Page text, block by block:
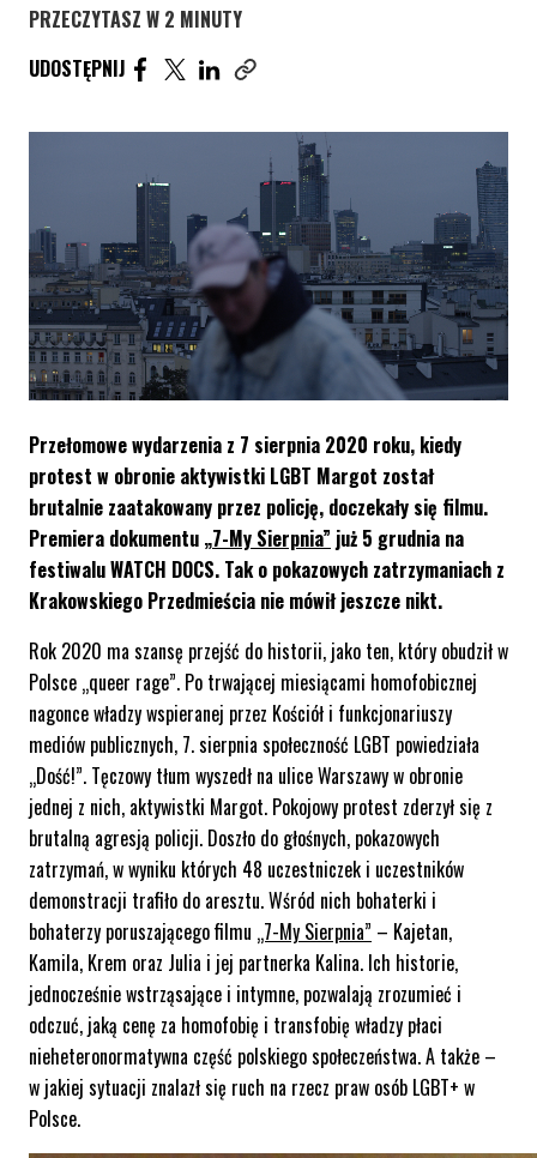
PRZECZYTASZ W 2 MINUTY
UDOSTĘPNIJ
UDOSTĘPNIJ ARTYKUŁ NA FACEBOOK. STRONA
UDOSTĘPNIJ ARTYKUŁ NA TWITTER.
UDOSTĘPNIJ ARTYKUŁ NA LINKEDIN.
Przełomowe wydarzenia z 7 sierpnia 2020 roku, kiedy
protest w obronie aktywistki LGBT Margot został
brutalnie zaatakowany przez policję, doczekały się filmu.
Premiera dokumentu „7-My Sierpnia” już 5 grudnia na
festiwalu WATCH DOCS. Tak o pokazowych zatrzymaniach z
Krakowskiego Przedmieścia nie mówił jeszcze nikt.
Rok 2020 ma szansę przejść do historii, jako ten, który obudził w
Polsce „queer rage”. Po trwającej miesiącami homofobicznej
nagonce władzy wspieranej przez Kościół i funkcjonariuszy
mediów publicznych, 7. sierpnia społeczność LGBT powiedziała
„Dość!”. Tęczowy tłum wyszedł na ulice Warszawy w obronie
jednej z nich, aktywistki Margot. Pokojowy protest zderzył się z
brutalną agresją policji. Doszło do głośnych, pokazowych
zatrzymań, w wyniku których 48 uczestniczek i uczestników
demonstracji trafiło do aresztu. Wśród nich bohaterki i
bohaterzy poruszającego filmu „7-My Sierpnia” – Kajetan,
Kamila, Krem oraz Julia i jej partnerka Kalina. Ich historie,
jednocześnie wstrząsające i intymne, pozwalają zrozumieć i
odczuć, jaką cenę za homofobię i transfobię władzy płaci
nieheteronormatywna część polskiego społeczeństwa. A także –
w jakiej sytuacji znalazł się ruch na rzecz praw osób LGBT+ w
Polsce.